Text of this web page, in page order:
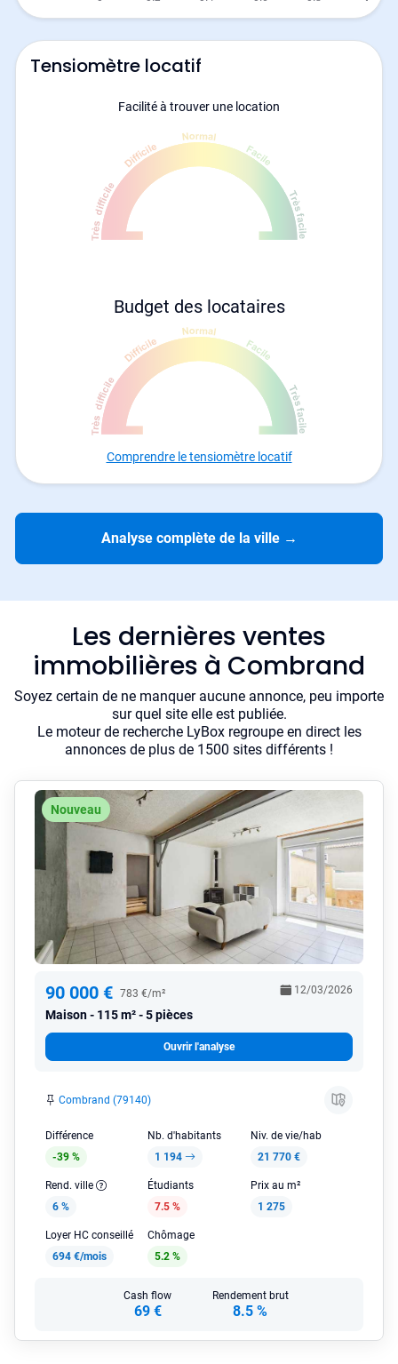
Tensiomètre locatif
Facilité à trouver une location
Budget des locataires
Comprendre le tensiomètre locatif
Analyse complète de la ville →
Les dernières ventes
immobilières à Combrand
Soyez certain de ne manquer aucune annonce, peu importe
sur quel site elle est publiée.
Le moteur de recherche LyBox regroupe en direct les
annonces de plus de 1500 sites différents !
Nouveau
90 000 € 783 €/m²
Maison 115 m² - 5 pièces
12/03/2026
Ouvrir l'analyse
Combrand (79140)
Différence
-39 %
Nb. d'habitants
1 194
Niv. de vie/hab
21 770 €
Rend. ville
6 %
Étudiants
7.5 %
Prix au m²
1 275
Loyer HC conseillé
694 €/mois
Chômage
5.2 %
Cash flow
69 €
Rendement brut
8.5 %